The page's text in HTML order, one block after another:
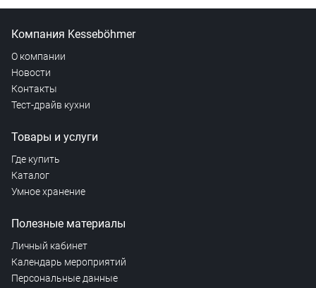
Компания Kesseböhmer
О компании
Новости
Контакты
Тест-драйв кухни
Товары и услуги
Где купить
Каталог
Умное хранение
Полезные материалы
Личный кабинет
Календарь мероприятий
Персональные данные